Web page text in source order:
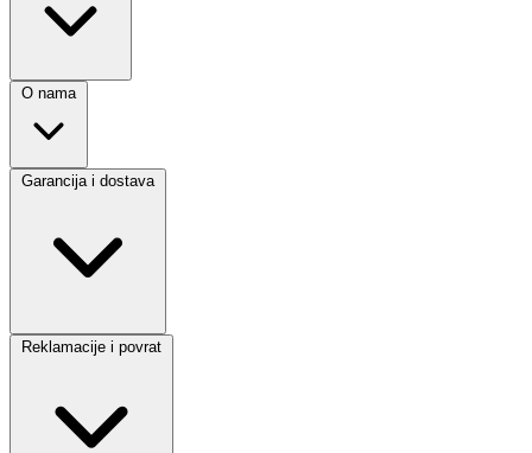
O nama
Garancija i dostava
Reklamacije i povrat